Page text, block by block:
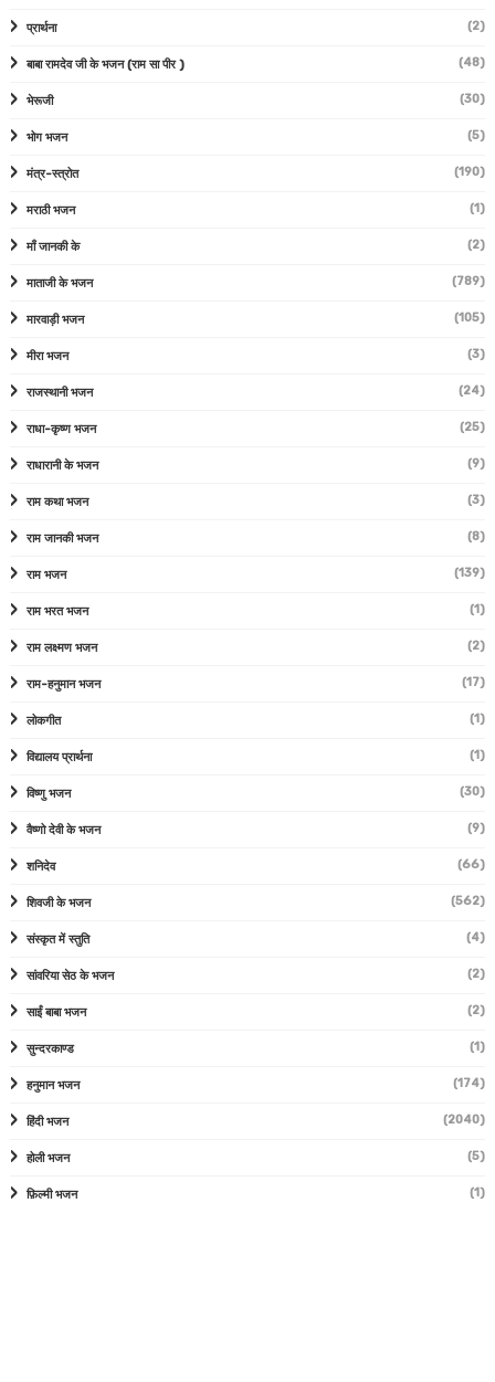
प्रार्थना (2)
बाबा रामदेव जी के भजन (राम सा पीर ) (48)
भेरूजी (30)
भोग भजन (5)
मंत्र-स्त्रोत (190)
मराठी भजन (1)
माँ जानकी के (2)
माताजी के भजन (789)
मारवाड़ी भजन (105)
मीरा भजन (3)
राजस्थानी भजन (24)
राधा-कृष्ण भजन (25)
राधारानी के भजन (9)
राम कथा भजन (3)
राम जानकी भजन (8)
राम भजन (139)
राम भरत भजन (1)
राम लक्ष्मण भजन (2)
राम-हनुमान भजन (17)
लोकगीत (1)
विद्यालय प्रार्थना (1)
विष्णु भजन (30)
वैष्णो देवी के भजन (9)
शनिदेव (66)
शिवजी के भजन (562)
संस्कृत में स्तुति (4)
सांवरिया सेठ के भजन (2)
साईं बाबा भजन (2)
सुन्दरकाण्ड (1)
हनुमान भजन (174)
हिंदी भजन (2040)
होली भजन (5)
फ़िल्मी भजन (1)